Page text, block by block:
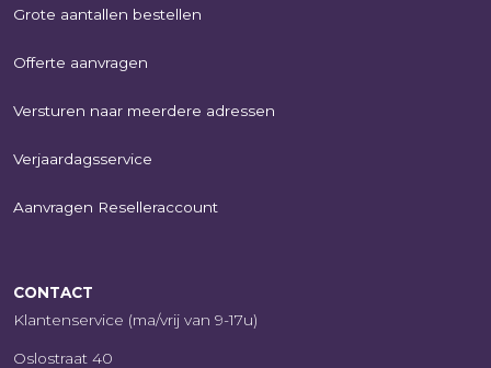
Grote aantallen bestellen
Offerte aanvragen
Versturen naar meerdere adressen
Verjaardagsservice
Aanvragen Reselleraccount
CONTACT
Klantenservice (ma/vrij van 9-17u)
Oslostraat 40